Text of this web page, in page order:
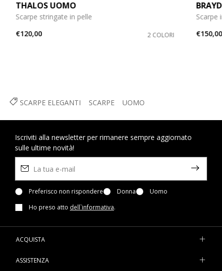
SCARPE ELEGANTI SCARPE UOMO
THALOS UOMO
Scarpe stringate in pelle
€120,00
2 COLORI
Scarpe
€150,00
Iscriviti alla newsletter per rimanere sempre aggiornato
sulle ultime novità!
Preferisco non rispondere Donna
Uomo
Ho preso atto dell`informativa.
ACQUISTA
ASSISTENZA